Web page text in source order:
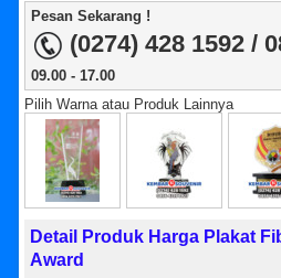
Pesan Sekarang !
(0274) 428 1592 /
09.00 - 17.00
Pilih Warna atau Produk Lainnya
Detail Produk Harga Plakat
Award